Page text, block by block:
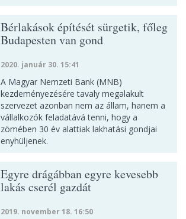
Bérlakások építését sürgetik, főleg
Budapesten van gond
2020. január 30. 15:41
A Magyar Nemzeti Bank (MNB)
kezdeményezésére tavaly megalakult
szervezet azonban nem az állam, hanem a
vállalkozók feladatává tenni, hogy a
zömében 30 év alattiak lakhatási gondjai
enyhüljenek.
Egyre drágábban egyre kevesebb
lakás cserél gazdát
2019. november 18. 16:50